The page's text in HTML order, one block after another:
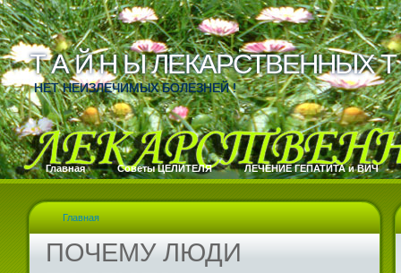
Т А Й Н Ы ЛЕКАРСТВЕННЫХ Т
Т А Й Н Ы ЛЕКАРСТВЕННЫХ Т
НЕТ НЕИЗЛЕЧИМЫХ БОЛЕЗНЕЙ !
Главная Cоветы ЦЕЛИТЕЛЯ ЛЕЧЕНИЕ ГЕПАТИТА и ВИЧ
Главная
ПОЧЕМУ ЛЮДИ